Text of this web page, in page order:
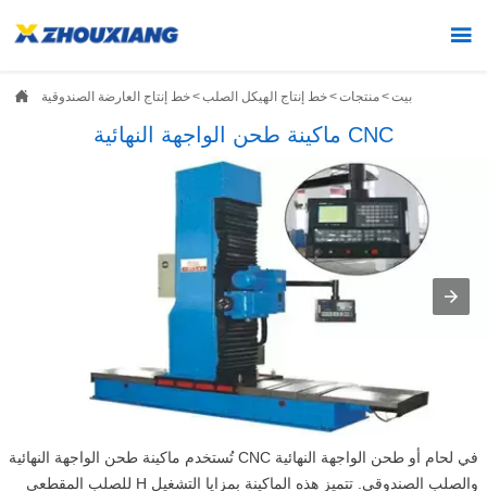

 بيت>منتجات>خط إنتاج الهيكل الصلب>خط إنتاج العارضة الصندوقية
ماكينة طحن الواجهة النهائية CNC
تُستخدم ماكينة طحن الواجهة النهائية CNC في لحام أو طحن الواجهة النهائية
للصلب المقطعي H والصلب الصندوقي. تتميز هذه الماكينة بمزايا التشغيل